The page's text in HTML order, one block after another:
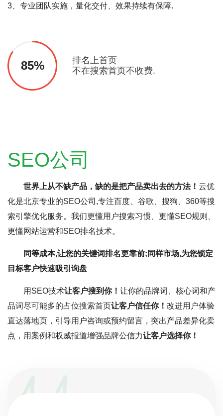
3、专业团队实施，量化交付、效果持续有保障.
85%
排名上首页
不在搜索首页不收费.
SEO公司
世界上从不缺产品，缺的是把产品卖出去的方法！ 云优
化是北京专业的SEO公司,专注百度、谷歌、搜狗、360等搜
索引擎优化服务。我们更懂用户搜索习惯、更懂SEO规则、
更懂网站运营和SEO排名技术。
同等成本,让您的关键词排名更靠前;同样市场,为您锁定
目标客户快速吸引询盘
用SEO技术让客户搜到你！ 让你的品牌词、核心词和产
品词尽可能多的占位搜索首页让客户信任你！ 改进用户体验
直达落地页，引导用户咨询或预约留言，突出产品差异化卖
点，用案例和权威报道增强品牌公信力让客户选择你！